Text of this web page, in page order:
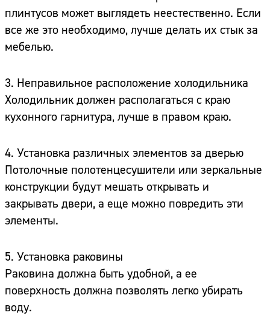
плинтусов может выглядеть неестественно. Если
все же это необходимо, лучше делать их стык за
мебелью.
3. Неправильное расположение холодильника
Холодильник должен располагаться с краю
кухонного гарнитура, лучше в правом краю.
4. Установка различных элементов за дверью
Потолочные полотенцесушители или зеркальные
конструкции будут мешать открывать и
закрывать двери, а еще можно повредить эти
элементы.
5. Установка раковины
Раковина должна быть удобной, а ее
поверхность должна позволять легко убирать
воду.